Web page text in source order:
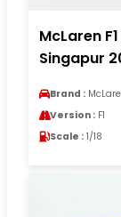
McLaren
Singapur
Brand :
Version : F1
Scale : 1/18